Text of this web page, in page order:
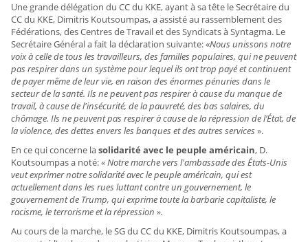
Une grande délégation du CC du KKE, ayant à sa tête le Secrétaire du
CC du KKE, Dimitris Koutsoumpas, a assisté au rassemblement des
Fédérations, des Centres de Travail et des Syndicats à Syntagma. Le
Secrétaire Général a fait la déclaration suivante: «Nous unissons notre
voix à celle de tous les travailleurs, des familles populaires, qui ne peuvent
pas respirer dans un système pour lequel ils ont trop payé et continuent
de payer même de leur vie, en raison des énormes pénuries dans le
secteur de la santé. Ils ne peuvent pas respirer à cause du manque de
travail, à cause de l'insécurité, de la pauvreté, des bas salaires, du
chômage. Ils ne peuvent pas respirer à cause de la répression de l’État, de
la violence, des dettes envers les banques et des autres services ».
En ce qui concerne lasolidarité avec le peuple américain, D.
Koutsoumpas a noté:« Notre marche vers l'ambassade des États-Unis
veut exprimer notre solidarité avec le peuple américain, qui est
actuellement dans les rues luttant contre un gouvernement, le
gouvernement de Trump, qui exprime toute la barbarie capitaliste, le
racisme, le terrorisme et la répression ».
Au cours de la marche, le SG du CC du KKE, Dimitris Koutsoumpas, a